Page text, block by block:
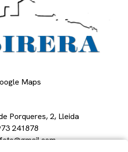
Maps
Porqueres, 2, Lleida
241878